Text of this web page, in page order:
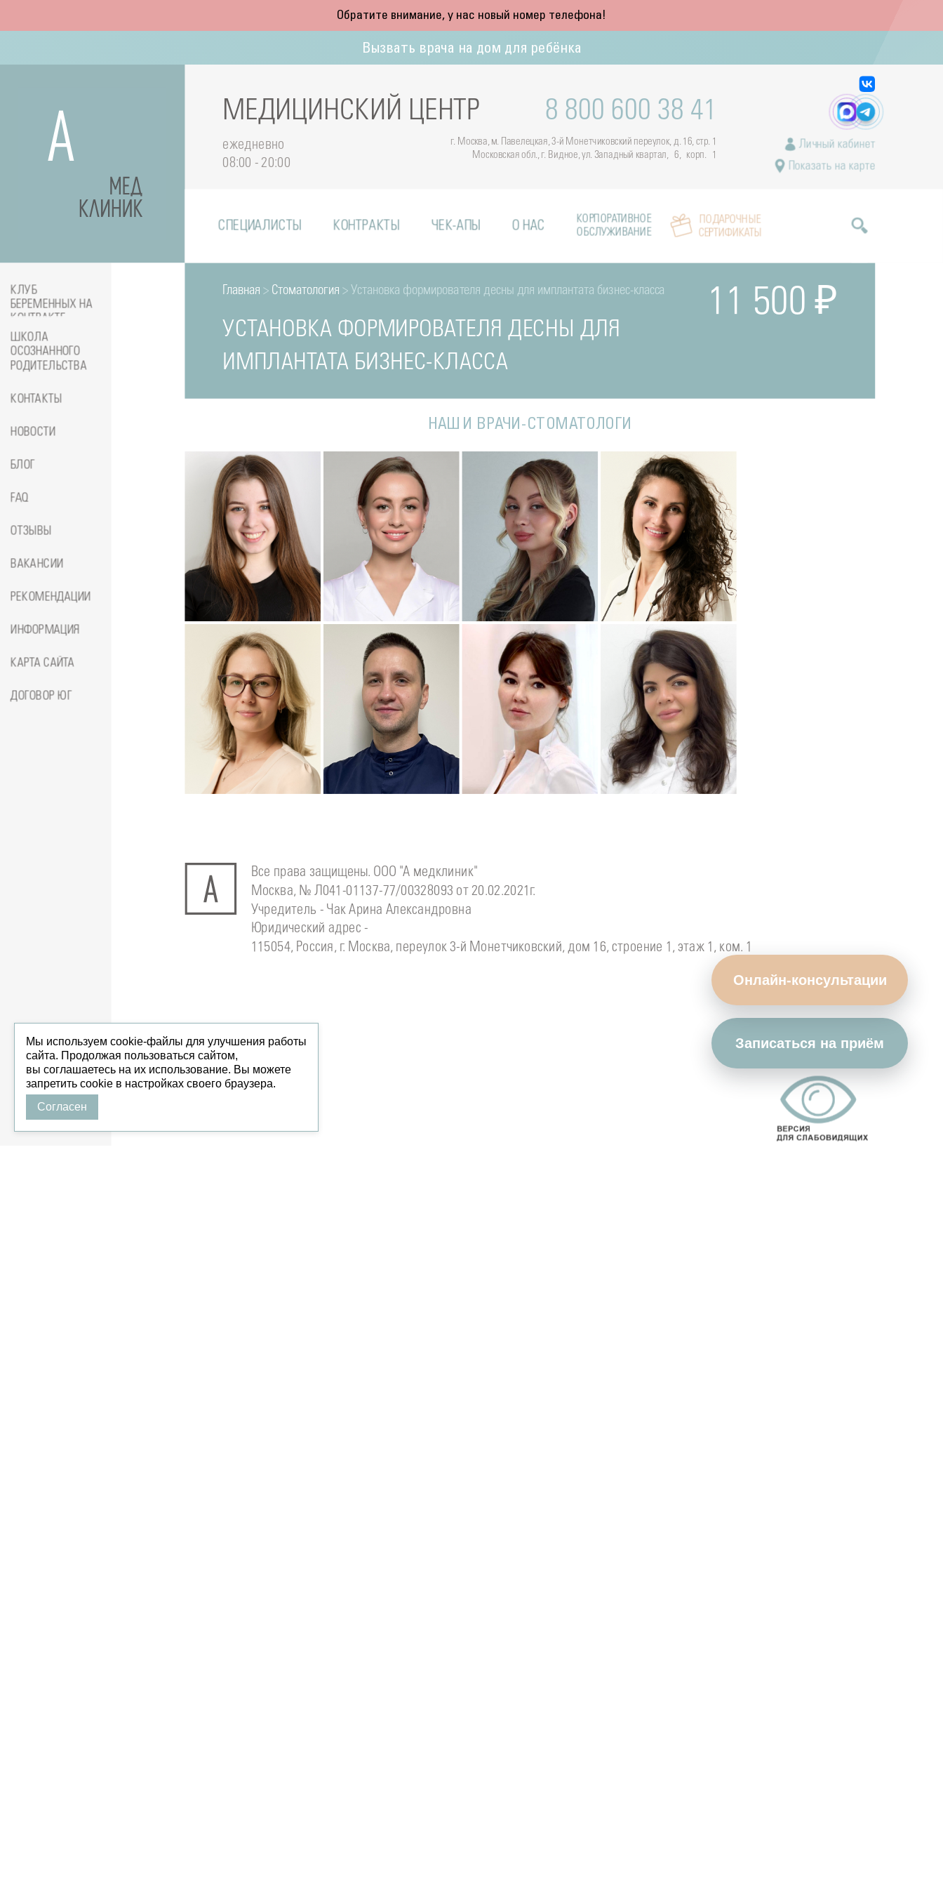
Обратите внимание, у нас новый номер телефона!
Вызвать врача на дом для ребёнка
МЕДИЦИНСКИЙ ЦЕНТР 8 800 600 38 41
г. Москва, м. Павелецкая, 3-й Монетчиковский переулок, д. 16, стр. 1
Московская обл., г. Видное, ул. Западный квартал, 6, корп. 1
ежедневно
08:00 - 20:00
Личный кабинет
Показать на карте
СПЕЦИАЛИСТЫ КОНТРАКТЫ ЧЕК-АПЫ О НАС
КОРПОРАТИВНОЕ
ОБСЛУЖИВАНИЕ
ПОДАРОЧНЫЕ
СЕРТИФИКАТЫ
КЛУБ
БЕРЕМЕННЫХ НА
КОНТРАКТЕ
ШКОЛА
ОСОЗНАННОГО
РОДИТЕЛЬСТВА
КОНТАКТЫ
НОВОСТИ
БЛОГ
FAQ
ОТЗЫВЫ
ВАКАНСИИ
РЕКОМЕНДАЦИИ
ИНФОРМАЦИЯ
КАРТА САЙТА
ДОГОВОР ЮГ
11 500 ₽
Главная > Стоматология > Установка формирователя десны для имплантата бизнес-класса
УСТАНОВКА ФОРМИРОВАТЕЛЯ ДЕСНЫ ДЛЯ
ИМПЛАНТАТА БИЗНЕС-КЛАССА
НАШИ ВРАЧИ-СТОМАТОЛОГИ
Подробнее
Джумаева
Амина
Стоматолог-ортопед
Подробнее
о Наталья
Соколовская
Стоматолог-терапевт
Подробнеео Полина
Соколовская
Стоматолог-терапевт
Подробнеео
Прохорова
Стоматолог-терапевт
Подробнеео
Сейфетдинова
Стоматолог-ортодонт
Подробнеео
Симонов
Стоматолог детский
Подробнее о
Ситдикова
Стоматолог-хирург
Подробнеео
Тумасян
Стоматолог-терапевт
Все права защищены. ООО "А медклиник"
Москва, № Л041-01137-77/00328093 от 20.02.2021г.
Учредитель - Чак Арина Александровна
Юридический адрес -
115054, Россия, г. Москва, переулок 3-й Монетчиковский, дом 16, строение 1, этаж 1, ком. 1
Мы используем cookie-файлы для улучшения работы
сайта. Продолжая пользоваться сайтом,
вы соглашаетесь на их использование. Вы можете
запретить cookie в настройках своего браузера.
Согласен
Записаться на приём
Онлайн-консультации